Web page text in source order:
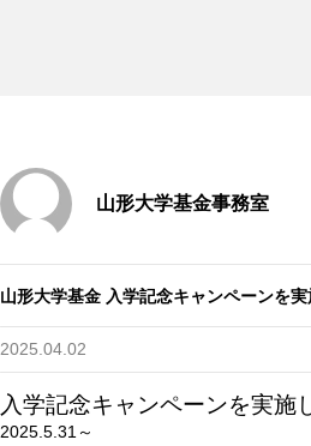
山形大学基金事務室
山形大学基金 入学記念キャンペーンを
2025.04.02
入学記念キャンペーンを実施
2025.5.31～